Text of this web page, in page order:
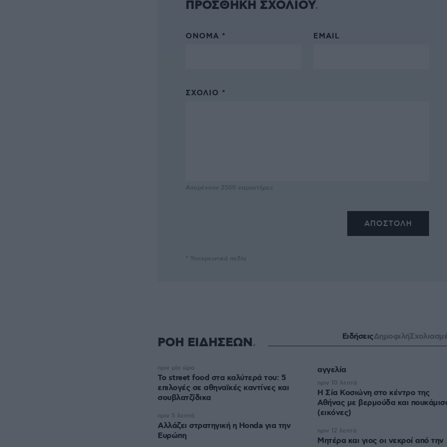
ΠΡΟΣΘΗΚΗ ΣΧΟΛΙΟΥ
ΌΝΟΜΑ * EMAIL
ΣΧΌΛΙΟ *
Απομένουν 2500 χαρακτήρες
* Υποχρεωτικά πεδία
ΡΟΗ ΕΙΔΗΣΕΩΝ ΕιδήσειςΔημοφιλή
Το street food στα καλύτερά του: 5
επιλογές σε αθηναϊκές καντίνες και
σουβλατζίδικα
πριν μία ώρα
Αλλάζει στρατηγική η Honda για την
Ευρώπη
πριν 5 λεπτά
αγγελία
Η Σία Κοσιώνη στο κέντρο της
Αθήνας με βερμούδα και
(εικόνες)
πριν 10 λεπτά
Μητέρα και γιος οι νεκροί από την
πριν 12 λεπτά